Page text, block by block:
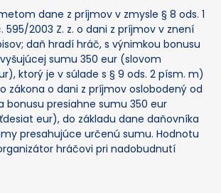
dane z príjmov v zmysle § 8 ods. 1
595/2003 Z. z. o dani z príjmov v znení
daň hradí hráč, s výnimkou bonusu
sumu 350 eur (slovom
ktorý je v súlade s § 9 ods. 2 písm. m)
zákona o dani z príjmov oslobodený od
bonusu presiahne sumu 350 eur
eur), do základu dane daňovníka
presahujúce určenú sumu. Hodnotu
hráčovi pri nadobudnutí